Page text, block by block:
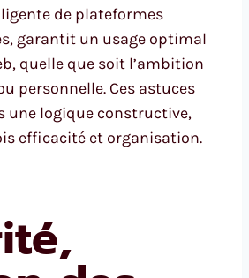
de plateformes
garantit un usage optimal
quelle que soit l’ambition
personnelle. Ces astuces
une logique constructive,
efficacité et organisation.